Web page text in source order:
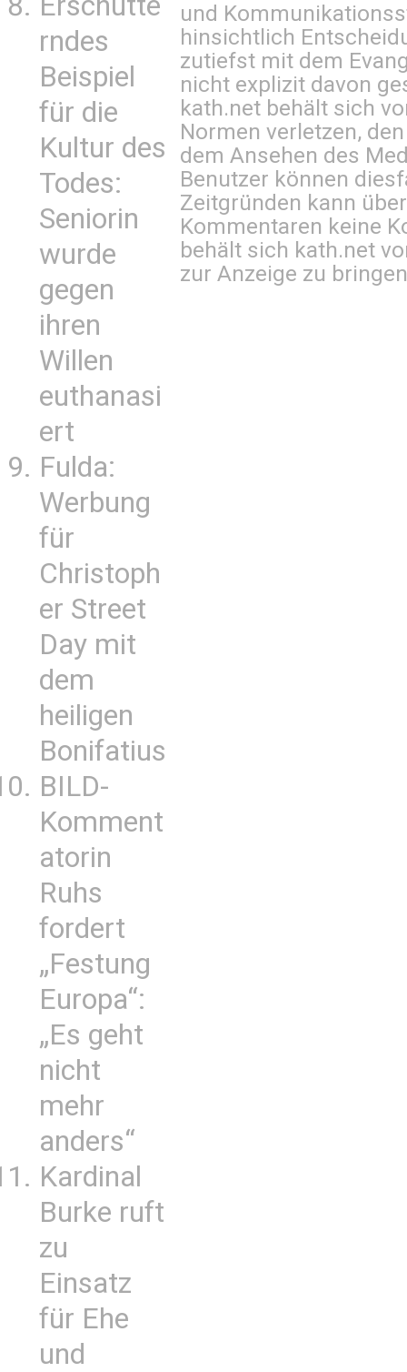
rndes
Beispiel
für die
Kultur des
Todes:
Seniorin
wurde
gegen
ihren
Willen
euthanasi
ert
Fulda:
Werbung
für
Christoph
er Street
Day mit
dem
heiligen
Bonifatius
BILD-
Komment
atorin
Ruhs
fordert
„Festung
Europa“:
„Es geht
nicht
mehr
anders“
Kardinal
Burke ruft
zu
Einsatz
für Ehe
und
und
hinsichtlich
zutiefst mit dem
nicht explizit davon
kath.net behält sich
Normen verletzen,
dem Ansehen des
Benutzer können
Zeitgründen kann
Kommentaren keine
behält sich kath.net
zur Anzeige zu